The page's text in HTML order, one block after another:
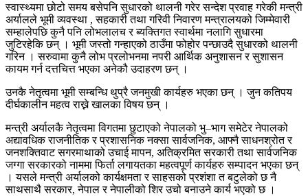
स्वास्थ्यमा छोटो समय बसेपनि सुधारको थालनी गरेर सन्देश प्रवाह गरेकी मन्त्री
अर्यालले भूमी व्यवस्था , सहकारी तथा गरिवी निवारण मन्त्रालयको जिम्मेवारी
सम्हालेपछि कुनै पनि लोभलालच र ब्यक्तिगत स्वार्थमा नलागि सुधारमा
जुटिरहेकि छन् । भूमी जस्तो गन्हाएको ठाउँमा फोहोर पन्छाउदै सुधारको थालनी
गरिन । सरुवामा कुनै लोभ प्रलोभनमा नपरी आर्थिक अनुशासन र सुशासन
कायम गर्न दत्तचित्त भएका अनेकौ उदाहरण छन् ।
उनकै नेतृत्वमा भूमी सम्बन्धि थुप्रै जनमुखी कार्यहरु भएका छन् । जुन कतिपय
दीर्घकालीन महत्व राख्ने खालका विषय छन् ।
मन्त्री अर्यालकै नेतृत्वमा विगतमा छुटाएको नेपालको भु–भाग समेटेर नेपालको
अद्यावधिक राजनीतिक र प्रशासनिक नक्सा सार्वजनिक, आफ्नै साधनश्रोत र
जनशक्तिवाट सगरमाथाको उचाई मापन, अतिक्रमित सरकारी तथा सार्वजनिक
जग्गा सरकारको नाममा फिर्ता लगायतका महत्वपूर्ण कार्यहरु सम्पादन भएका छन्
। यसले मन्त्री अर्यालको कार्यक्षमता र साहसको प्रशंशा त बटुलेको छ नै
साथसाथै सरकार, नेपाल र नेपालीको शिर उचो बनाउने कार्य भएको छ ।